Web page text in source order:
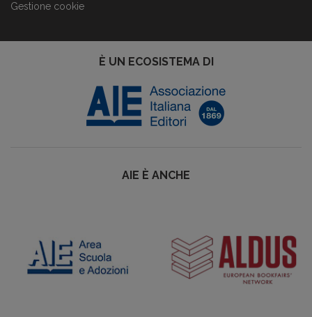
Gestione cookie
È UN ECOSISTEMA DI
AIE È ANCHE